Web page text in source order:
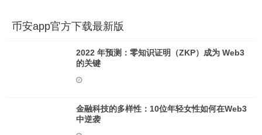
币安app官方下载最新版
2022 年预测：零知识证明（ZKP）成为 Web3
的关键
金融科技的多样性：10位年轻女性如何在Web3
中逆袭